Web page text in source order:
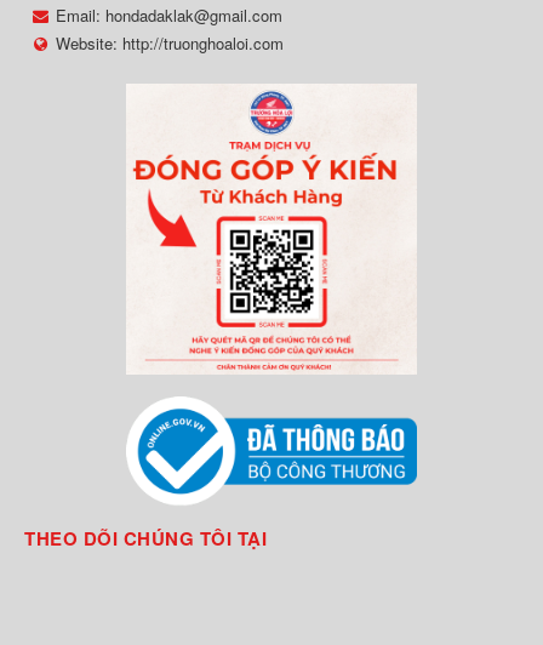
Email: hondadaklak@gmail.com
Website: http://truonghoaloi.com
THEO DÕI CHÚNG TÔI TẠI